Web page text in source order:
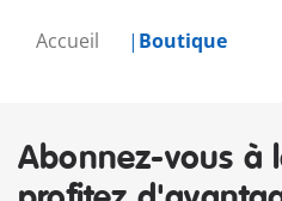
Accueil Boutique
Abonnez-vous à